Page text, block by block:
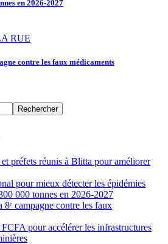
en 2026-2027
contre les faux médicaments
Rechercher
préfets réunis à Blitta pour améliorer
pour mieux détecter les épidémies
000 tonnes en 2026-2027
campagne contre les faux
pour accélérer les infrastructures